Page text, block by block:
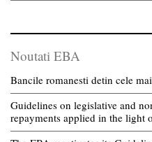
Noutati EBA
Bancile romanesti detin cele
Guidelines on legislative and
repayments applied in the light